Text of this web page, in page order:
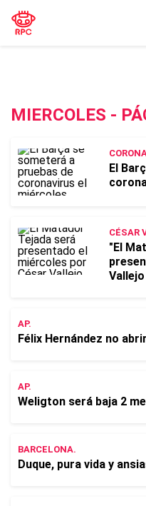
MIERCOLES -
El
CÉSAR
"El
Vallejo
AP.
Félix Hernández no
AP.
Weligton será baja 2
BARCELONA.
Duque, pura vida y